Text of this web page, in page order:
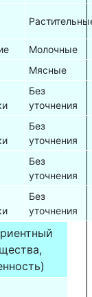
Молочные
Мясные
Без
уточнения
Без
уточнения
Без
уточнения
Без
уточнения